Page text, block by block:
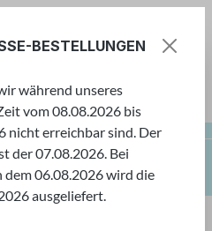
Seifen & Badesalz
BESTELLUNGEN
während unseres
vom 08.08.2026 bis
nicht erreichbar sind. Der
der 07.08.2026. Bei
dem 06.08.2026 wird die
ausgeliefert.